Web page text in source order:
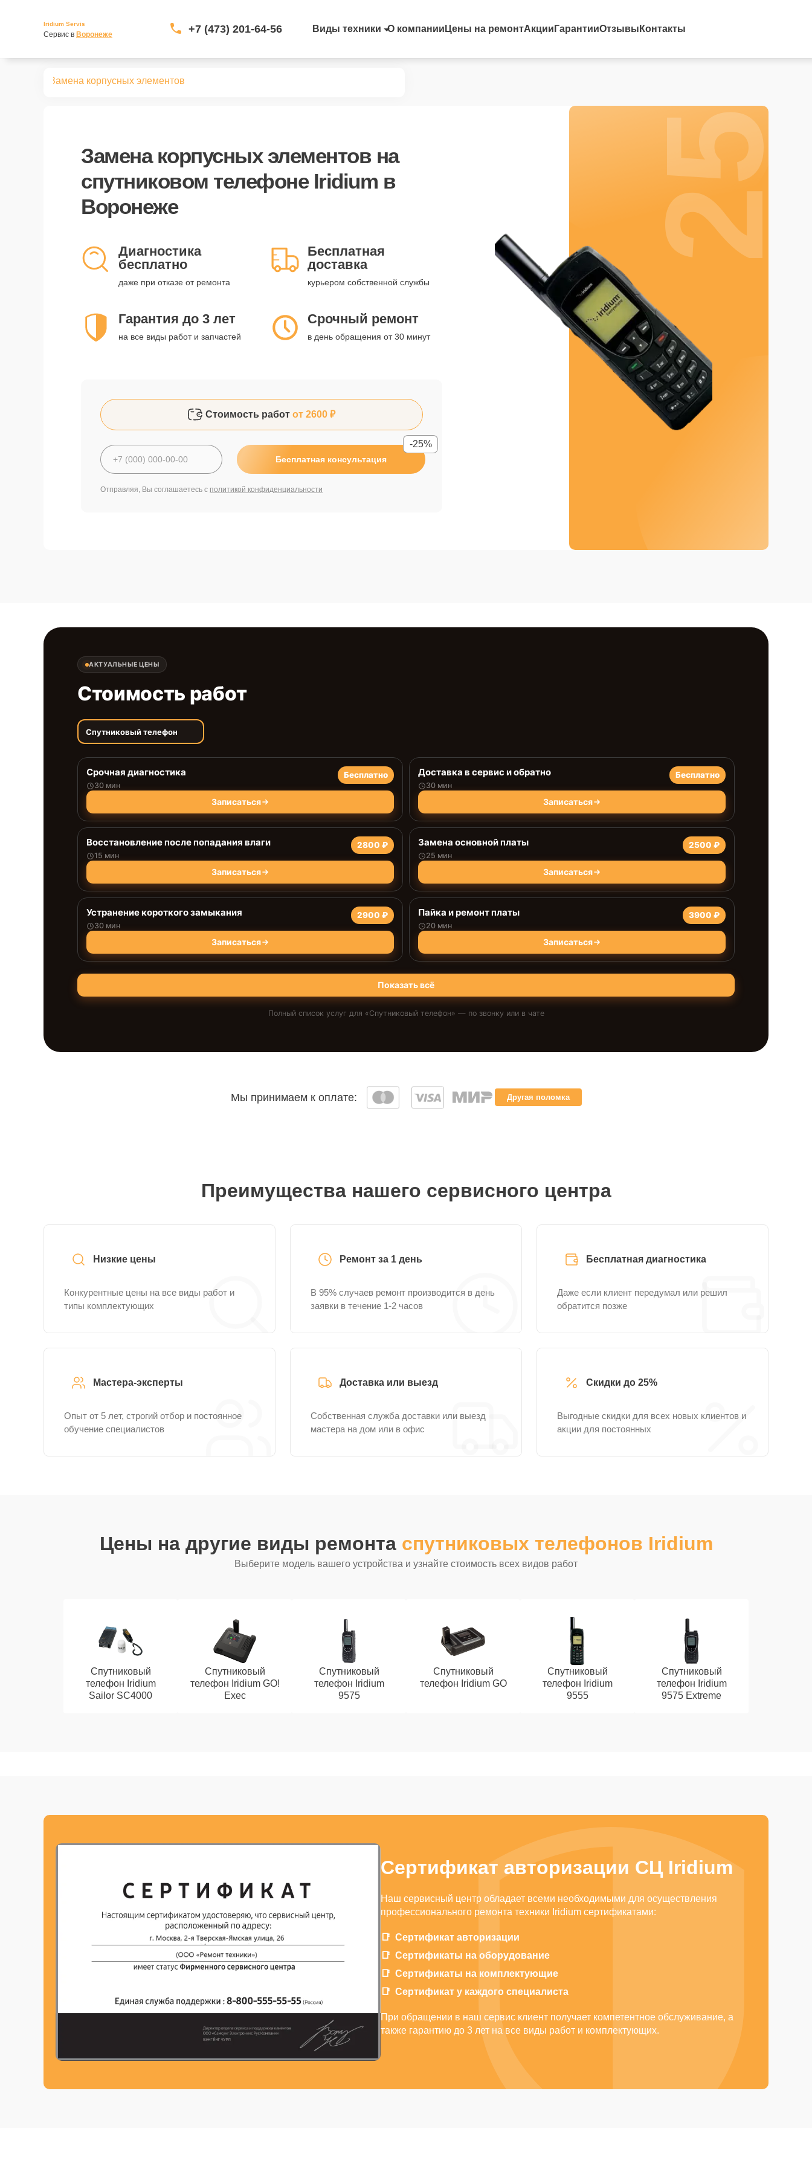
Iridium Servis
Сервис в Воронеже +7 (473) 201-64-56 Виды техники О компании Цены на ремонтАкции ГарантииОтзывы Контакты
Замена корпусных элементов
Замена корпусных элементовна
спутниковом телефоне Iridium в
Воронеже
Диагностика
бесплатно
даже при отказе от ремонта
Бесплатная
доставка
курьером собственной службы
Гарантия до 3 лет
на все виды работ и запчастей
Срочный ремонт
в день обращения от 30 минут
Стоимость работ от 2600 ₽
Бесплатная консультация
-25%
Отправляя, Вы соглашаетесь с политикой конфиденциальности
25%
АКТУАЛЬНЫЕ ЦЕНЫ
Стоимость работ
Спутниковый телефон
Срочная диагностика
30 мин
Бесплатно
Записаться
Доставка в сервис и обратно
30 мин
Бесплатно
Записаться
Восстановление после попадания влаги
15 мин
2800 ₽
Записаться
Замена основной платы
25 мин
2500 ₽
Записаться
Устранение короткого замыкания
30 мин
2900 ₽
Записаться
Пайка и ремонт платы
20 мин
3900 ₽
Записаться
Показать всё
Полный список услуг для «Спутниковый телефон» — по звонку или в чате
Мы принимаем к оплате: Другая поломка
Преимущества нашего сервисного центра
Низкие цены
Конкурентные цены на все виды работ и
типы комплектующих
Ремонт за 1 день
В 95% случаев ремонт производится в день
заявки в течение 1-2 часов
Бесплатная диагностика
Даже если клиент передумал или решил
обратится позже
Мастера-эксперты
Опыт от 5 лет, строгий отбор и постоянное
обучение специалистов
Доставка или выезд
Собственная служба доставки или выезд
мастера на дом или в офис
Скидки до 25%
Выгодные скидки для всех новых клиентов и
акции для постоянных
Цены на другие виды ремонта спутниковых телефонов Iridium
Выберите модель вашего устройства и узнайте стоимость всех видов работ
Спутниковый
телефон Iridium
Sailor SC4000
Спутниковый
телефон Iridium GO!
Exec
Спутниковый
телефон Iridium
9575
Спутниковый
телефон Iridium GO
Спутниковый
телефон Iridium
9555
Спутниковый
телефон Iridium
9575 Extreme
Сертификат авторизации СЦ Iridium
Наш сервисный центр обладает всеми необходимыми для осуществления
профессионального ремонта техники Iridium сертификатами:
Сертификат авторизации
Сертификаты на оборудование
Сертификаты на комплектующие
Сертификат у каждого специалиста
При обращении в наш сервис клиент получает компетентное обслуживание, а
также гарантию до 3 лет на все виды работ и комплектующих.